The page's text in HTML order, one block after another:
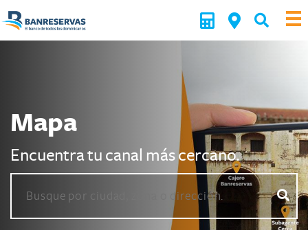
Mapa
Encuentra tu canal más cercano.